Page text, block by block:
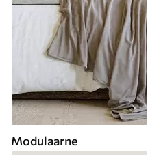
Modulaarne